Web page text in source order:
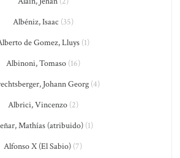
Albéniz, Isaac (35)
de Gomez, Lluys(1)
Albinoni, Tomaso(16)
Johann Georg (4)
Albrici, Vincenzo(2)
Mathías (atribuido) (1)
Alfonso X (El Sabio) (7)